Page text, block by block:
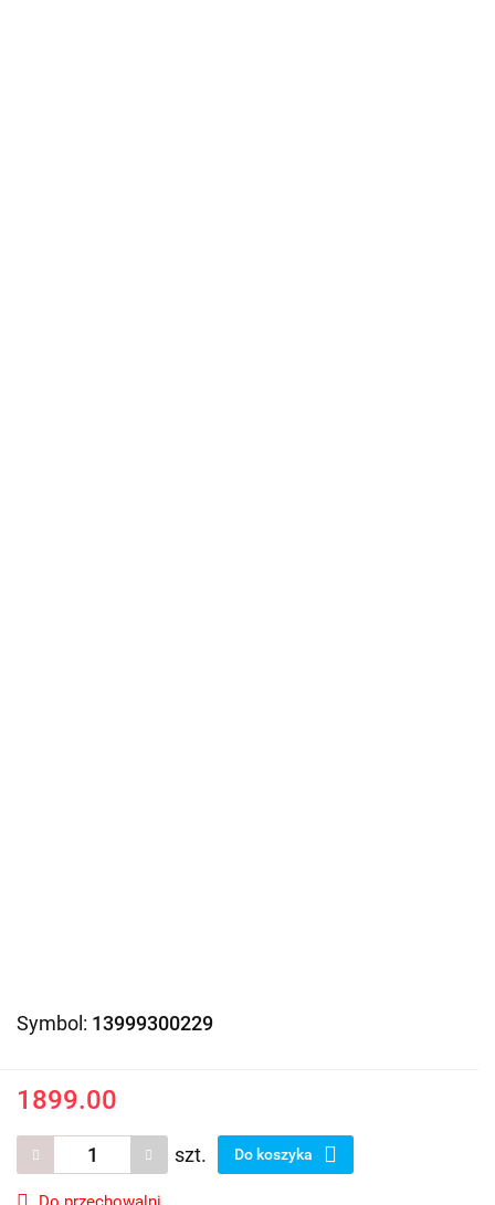
Symbol: 13999300229
1899.00
szt. Do koszyka